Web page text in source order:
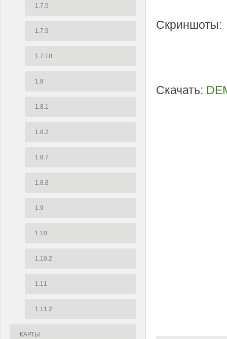
1.7.5
1.7.9
1.7.10
1.8
1.8.1
1.8.2
1.8.7
1.8.8
1.9
1.10
1.10.2
1.11
1.11.2
КАРТЫ
Скриншоты:
Скачать: